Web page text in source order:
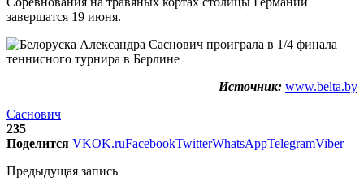
завершатся 19 июня.
Источник: www.belta.by
Саснович
235
Поделится VKOK.ruFacebookTwitterWhatsAppTelegramViber
Предыдущая запись